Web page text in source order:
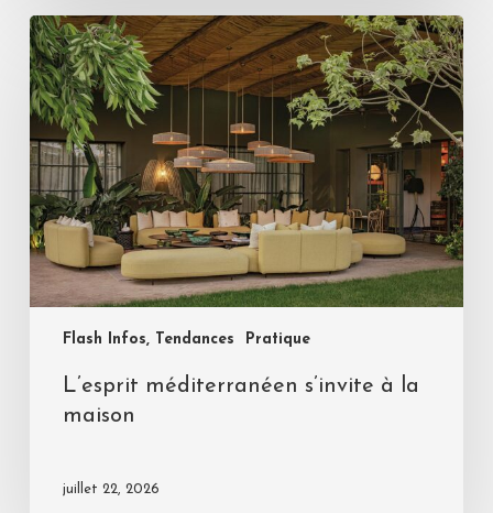
Flash Infos, Tendances Pratique
L’esprit méditerranéen s’invite à la
maison
juillet 22, 2026